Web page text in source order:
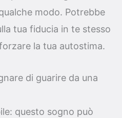
modo. Potrebbe
tua fiducia in te stesso
la tua autostima.
di guarire da una
questo sogno può